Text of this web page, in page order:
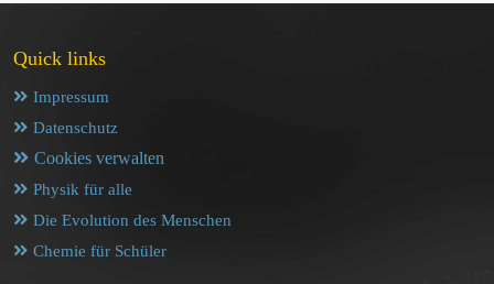
Quick links
Impressum
Datenschutz
Cookies verwalten
Physik für alle
Die Evolution des Menschen
Chemie für Schüler